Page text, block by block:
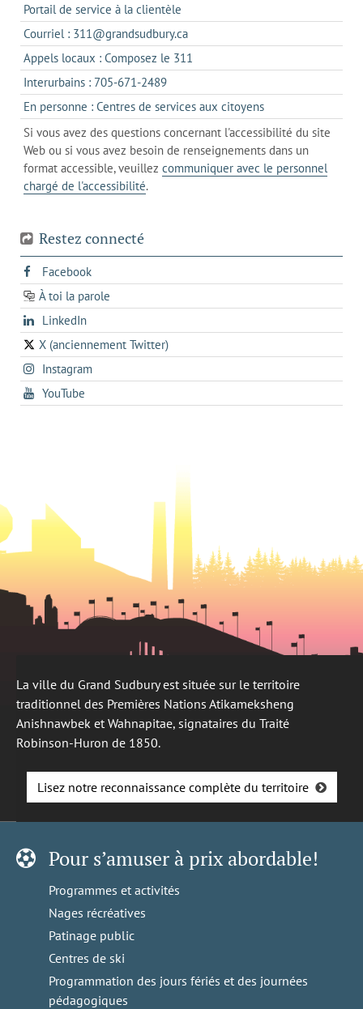
Portail de service à la clientèle
dans
un
nouvel
Courriel : 311@grandsudbury.cas'ouvre
dans
votre
de
messagerie
Appels locaux : Composez le 311
dans
un
client
de
votre
téléphone
Interurbains : 705-671-2489s'ouvre
dans
un
client
de
votre
En personne : Centres de services aux citoyenss'ouvre
dans
l'onglet
actuel
Si vous avez des questions concernant l'accessibilité du site
Web ou si vous avez besoin de renseignements dans un
format accessible, veuillez communiquer avec le personnel
chargé de l'accessibilité.
Restez connecté
Facebooks'ouvre
dans
un
onglet
À toi la parole
opens
in
a
new
tab
LinkedInopens
in
a
new
X (anciennement Twitter)
s'ouvre
dans
un
nouvel
Instagrams'ouvre
dans
un
YouTube
dans
La ville du Grand Sudbury est située sur le territoire
traditionnel des Premières Nations Atikameksheng
Anishnawbek et Wahnapitae, signataires du Traité
Robinson-Huron de 1850.
Lisez notre reconnaissance complète du territoire
Pour s’amuser à prix abordable!
Programmes et activités
Nages récréatives
Patinage public
Centres de ski
Programmation des jours fériés et des journées
pédagogiques